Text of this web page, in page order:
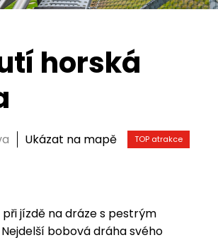
horská
TOP atrakce
Ukázat na mapě
jízdě na dráze s pestrým
bobová dráha svého